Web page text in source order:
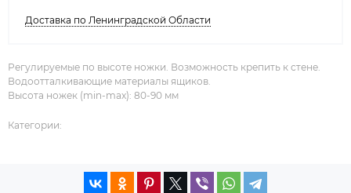
Доставка по Ленинградской Области
Регулируемые по высоте ножки. Возможность крепить к стене.
Водоотталкивающие материалы ящиков.
Высота ножек (min-max): 80-90 мм
Категории: